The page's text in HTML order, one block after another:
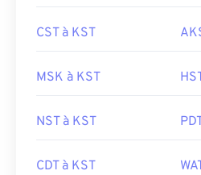
CST à KST
MSK à KST
NST à KST
CDT à KST